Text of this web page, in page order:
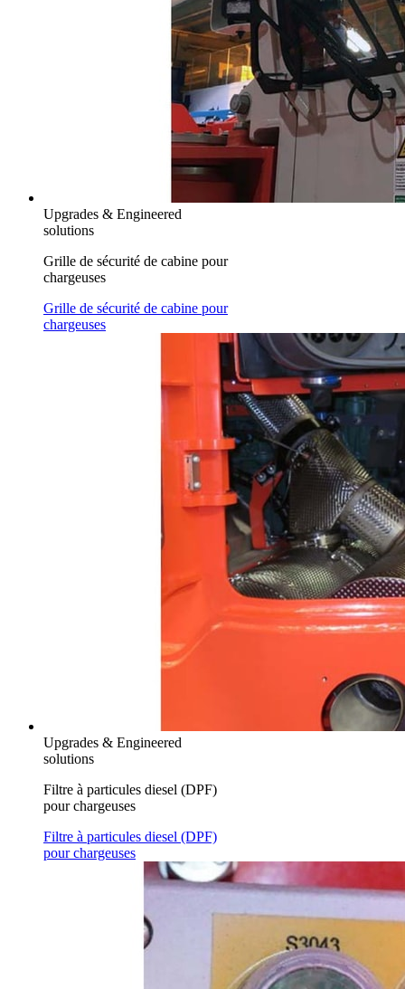
Upgrades & Engineered
solutions
Grille de sécurité de cabine pour
chargeuses
Grille de sécurité de cabine pour
chargeuses
Upgrades & Engineered
solutions
Filtre à particules diesel (DPF)
pour chargeuses
Filtre à particules diesel (DPF)
pour chargeuses